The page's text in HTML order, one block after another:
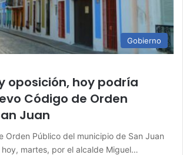
Gobierno
oposición, hoy podría
Código de Orden
Juan
Orden Público del municipio de San Juan
martes, por el alcalde Miguel…